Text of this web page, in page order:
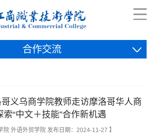
合作交流
义乌商学院教师走访摩洛哥华人商
索“中文＋技能”合作新机遇
院 外语外贸学院 发布日期：2024-11-27 】